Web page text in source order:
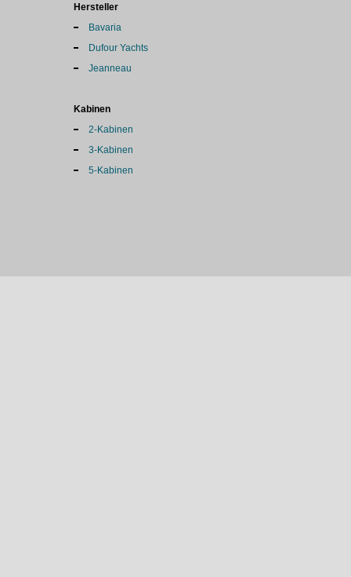
Hersteller
Bavaria
Dufour Yachts
Jeanneau
Kabinen
2-Kabinen
3-Kabinen
5-Kabinen